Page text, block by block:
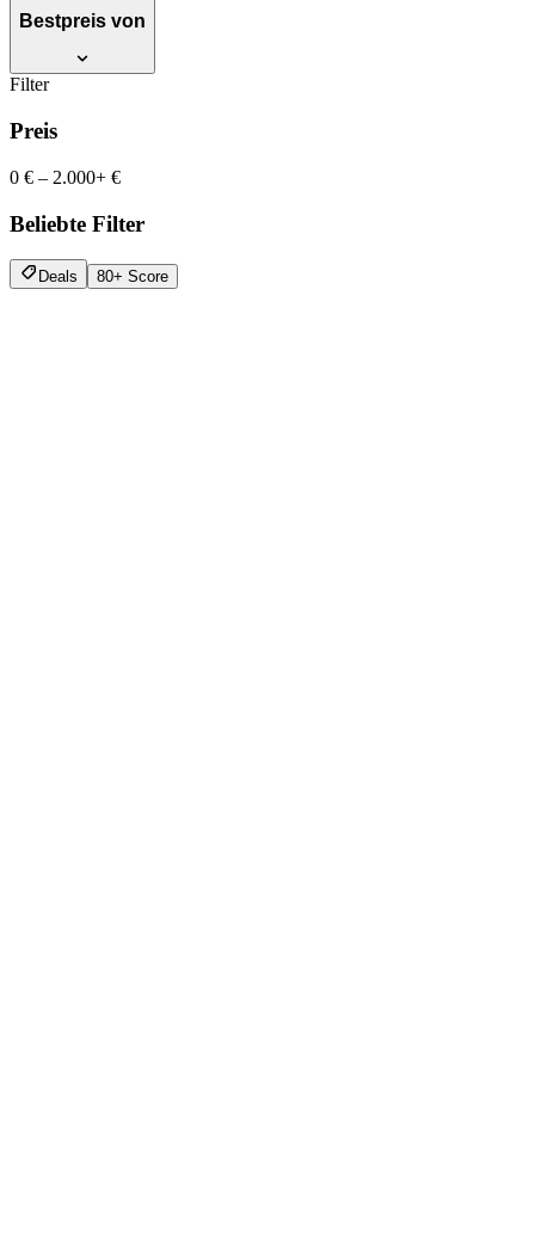
Bestpreis von
Filter
Preis
0 € – 2.000+ €
Beliebte Filter
Deals 80+ Score